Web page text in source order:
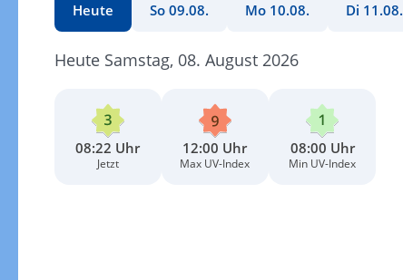
Heute So 09.08. Mo 10.08. Di 11.08.
Heute Samstag, 08. August 2026
08:22 Uhr
Jetzt
12:00 Uhr
Max UV-Index
08:00 Uhr
Min UV-Index